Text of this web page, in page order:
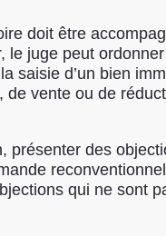
doit être
juge peut
saisie d’un bien
vente ou de
des
qui ne sont